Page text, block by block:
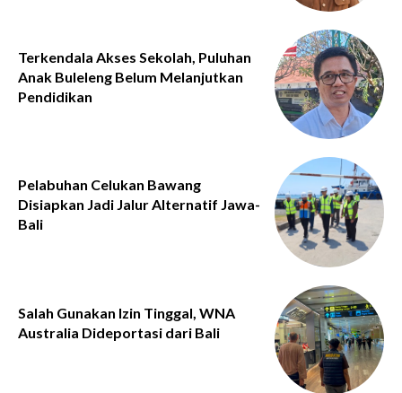
Terkendala Akses Sekolah, Puluhan
Anak Buleleng Belum Melanjutkan
Pendidikan
Pelabuhan Celukan Bawang
Disiapkan Jadi Jalur Alternatif Jawa-
Bali
Salah Gunakan Izin Tinggal, WNA
Australia Dideportasi dari Bali